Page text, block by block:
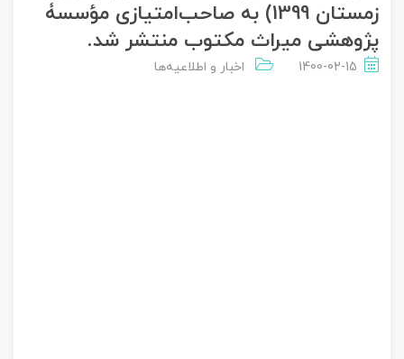
زمستان 1399) به صاحب‌امتیازی مؤسسۀ
پژوهشی میراث مکتوب منتشر شد.
1400-02-15 اخبار و اطلاعیه‌ها